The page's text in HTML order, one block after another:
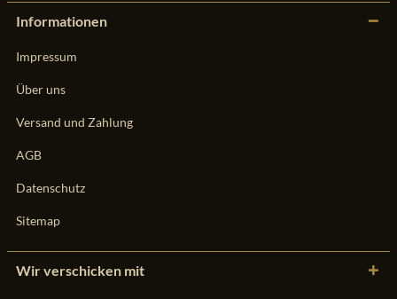
Informationen
Impressum
Über uns
Versand und Zahlung
AGB
Datenschutz
Sitemap
Wir verschicken mit